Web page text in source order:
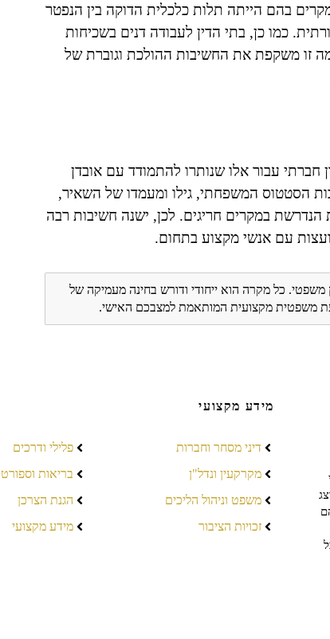
בהם הייתה תלות כלכלית הדוקה בין הנפטר
כמו כן, בתי הדין לעבודה דנים בשכיחות
זו משקפת את החשיבות ההולכת וגוברת של
עבור אלו שנותרו להתמודד עם אובדן
הסטטוס המשפחתי, גילו ומעמדו של השאיר,
הנדרשת במקרים חריגים. לכן, ישנה חשיבות רבה
עם אנשי מקצוע בתחום.
משפטי. כל מקרה הוא ייחודי ודורש בחינה מעמיקה של
משפטית מקצועית המותאמת למצבכם האישי.
מידע מקצועי
דיני מסחר וחברות
מקרקעין ונדל"ן
משפט וניהול הליכים
זכויות הציבור
פלילי ודרכים
בריאות וספורט
הגנת הצרכן
מידע מקצועי